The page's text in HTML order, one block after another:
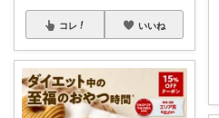
コレ いいね